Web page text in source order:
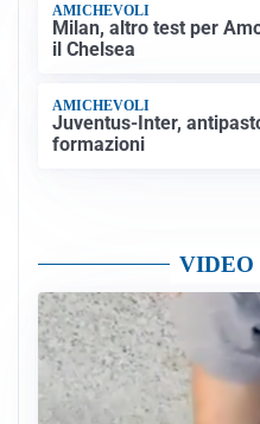
AMICHEVOLI
Milan, altro test per
il Chelsea
AMICHEVOLI
Juventus-Inter,
formazioni
VIDEO